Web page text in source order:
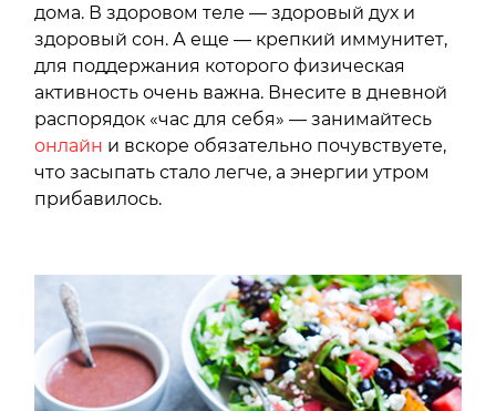
дома. В здоровом теле — здоровый дух и
здоровый сон. А еще — крепкий иммунитет,
для поддержания которого физическая
активность очень важна. Внесите в дневной
распорядок «час для себя» — занимайтесь
онлайн и вскоре обязательно почувствуете,
что засыпать стало легче, а энергии утром
прибавилось.